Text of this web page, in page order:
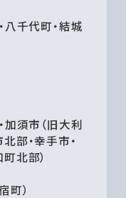
八千代町・結城
加須市（旧大利
部・幸手市・
北部）
町）